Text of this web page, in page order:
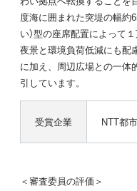
度海に囲まれた突堤の幅約
い）型の座席配置によって
夜景と環境負荷低減にも配
に加え、周辺広場との一体
引しています。
受賞企業 NTT都
＜審査委員の評価＞